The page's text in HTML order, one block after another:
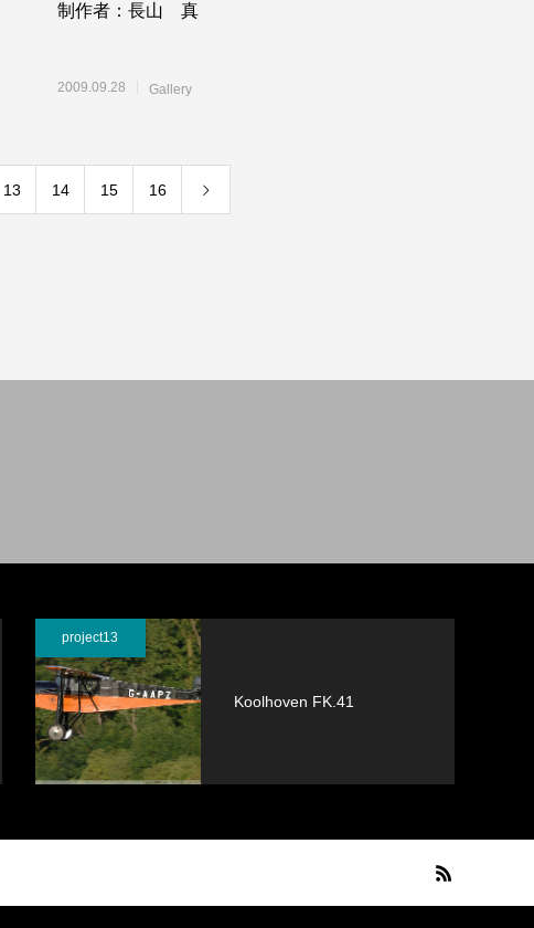
制作者：長山 真
2009.09.28 Gallery
13 14 15 16
project13
Koolhoven FK.41